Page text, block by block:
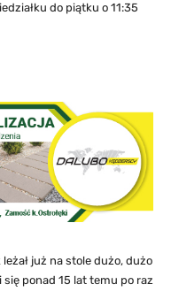
do piątku o 11:35
już na stole dużo, dużo
ponad 15 lat temu po raz